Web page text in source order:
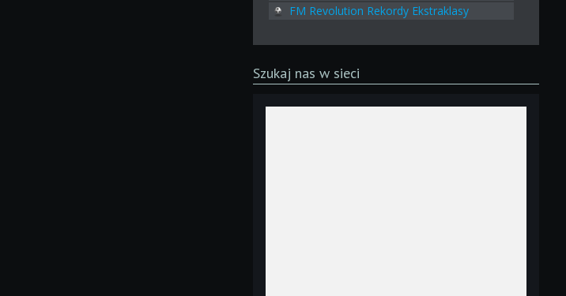
FM Revolution Rekordy Ekstraklasy
Szukaj nas w sieci